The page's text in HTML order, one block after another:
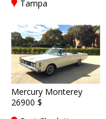
Tampa
Mercury Monterey
26900 $